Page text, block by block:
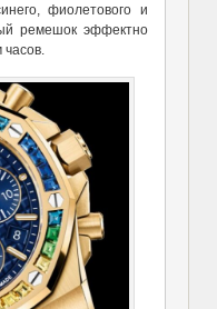
фиолетового и
ремешок эффектно
часов.